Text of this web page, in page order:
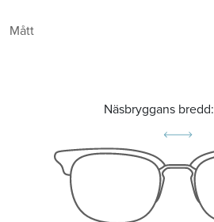
Mått
Näsbryggans bredd: